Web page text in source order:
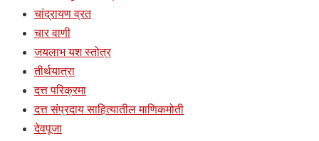
चांद्रायण व्रत
चार वाणी
जयलाभ यश स्तोत्र
तीर्थयात्रा
दत्त परिक्रमा
दत्त संप्रदाय साहित्यातील माणिकमोती
देवपूजा